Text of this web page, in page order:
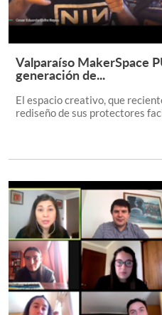
Valparaíso MakerSpace
generación de...
El espacio creativo, que
rediseño de sus protectores